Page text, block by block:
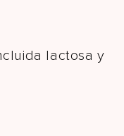
lactosa y